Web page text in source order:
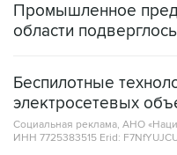
Промышленное
области
Беспилотные
электросетевых
Социальная реклама, АНО
ИНН 7725383515 Erid: